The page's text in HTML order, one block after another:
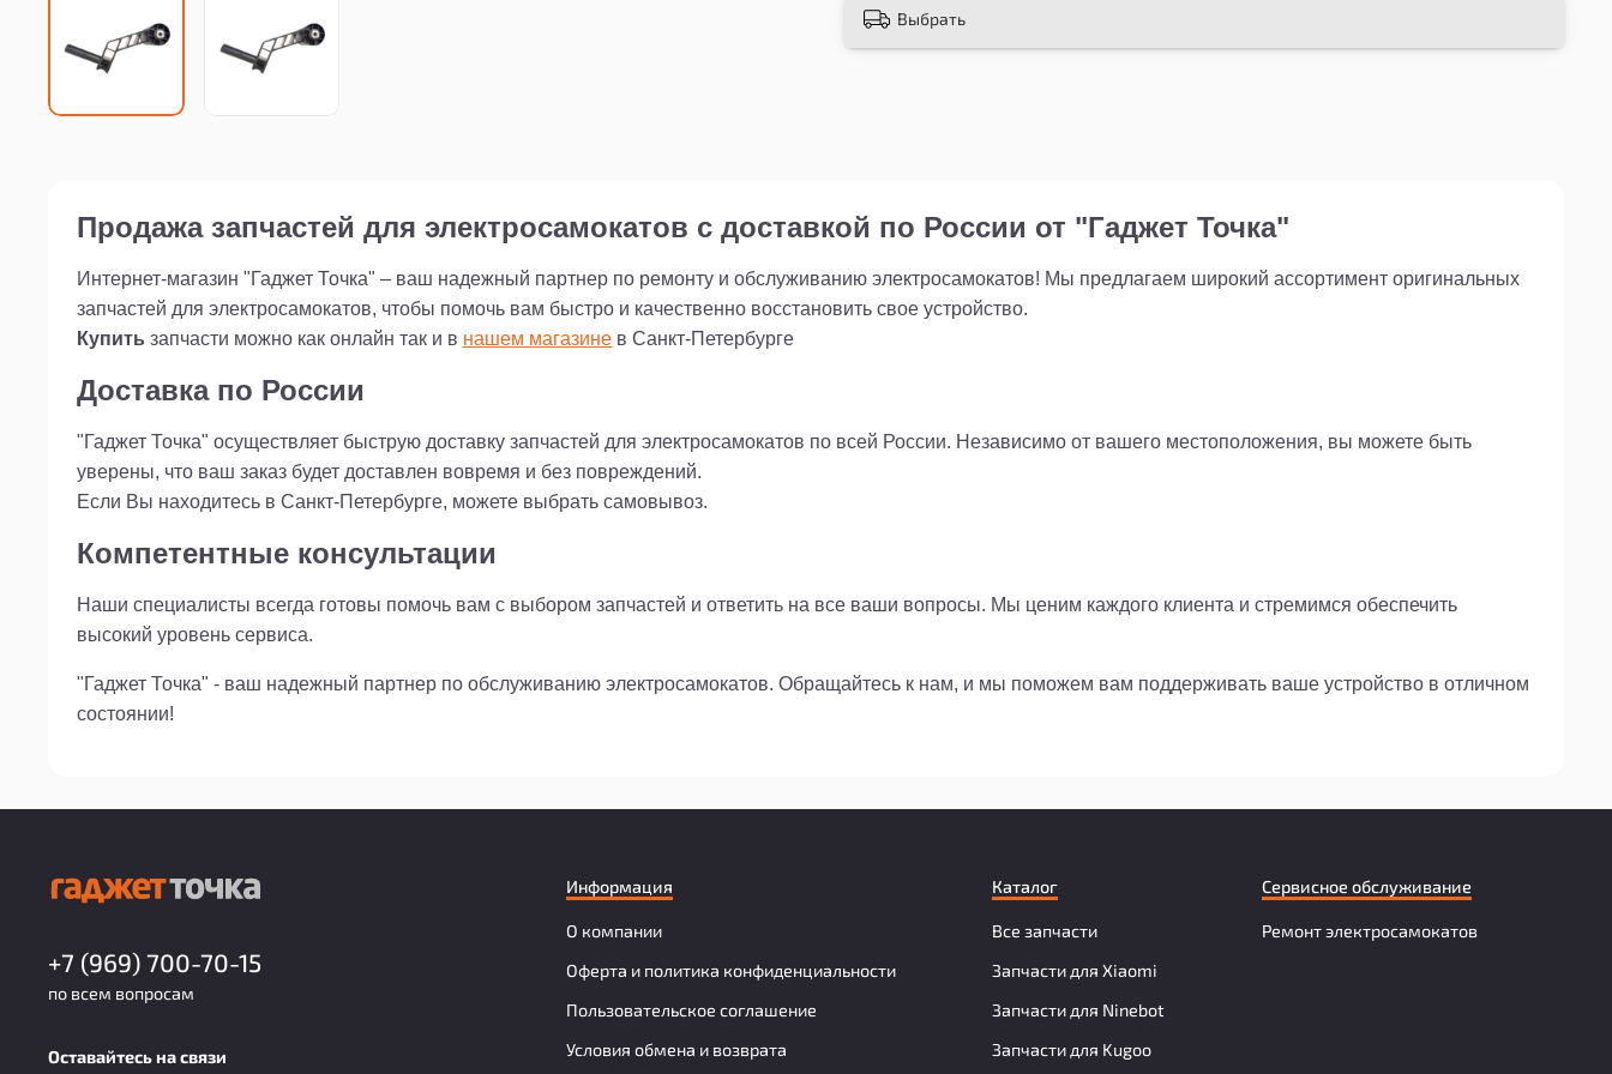
надежности и долговечности.
Выбрать
Продажа запчастей для электросамокатов с доставкой по России от "Гаджет Точка"
Интернет-магазин "Гаджет Точка" – ваш надежный партнер по ремонту и обслуживанию электросамокатов! Мы предлагаем широкий ассортимент оригинальных
запчастей для электросамокатов, чтобы помочь вам быстро и качественно восстановить свое устройство.
Купить запчасти можно как онлайн так и в нашем магазине в Санкт-Петербурге
Доставка по России
"Гаджет Точка" осуществляет быструю доставку запчастей для электросамокатов по всей России. Независимо от вашего местоположения, вы можете быть
уверены, что ваш заказ будет доставлен вовремя и без повреждений.
Если Вы находитесь в Санкт-Петербурге, можете выбрать самовывоз.
Компетентные консультации
Наши специалисты всегда готовы помочь вам с выбором запчастей и ответить на все ваши вопросы. Мы ценим каждого клиента и стремимся обеспечить
высокий уровень сервиса.
"Гаджет Точка" - ваш надежный партнер по обслуживанию электросамокатов. Обращайтесь к нам, и мы поможем вам поддерживать ваше устройство в отличном
состоянии!
Информация
О компании
Оферта и политика конфиденциальности
Пользовательское соглашение
Условия обмена и возврата
Каталог
Все запчасти
Запчасти для Xiaomi
Запчасти для Ninebot
Запчасти для Kugoo
Сервисное обслуживание
Ремонт электросамокатов
+7 (969) 700-70-15
по всем вопросам
Оставайтесь на связи